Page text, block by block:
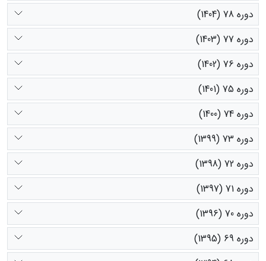
دوره 78 (1404)
دوره 77 (1403)
دوره 76 (1402)
دوره 75 (1401)
دوره 74 (1400)
دوره 73 (1399)
دوره 72 (1398)
دوره 71 (1397)
دوره 70 (1396)
دوره 69 (1395)